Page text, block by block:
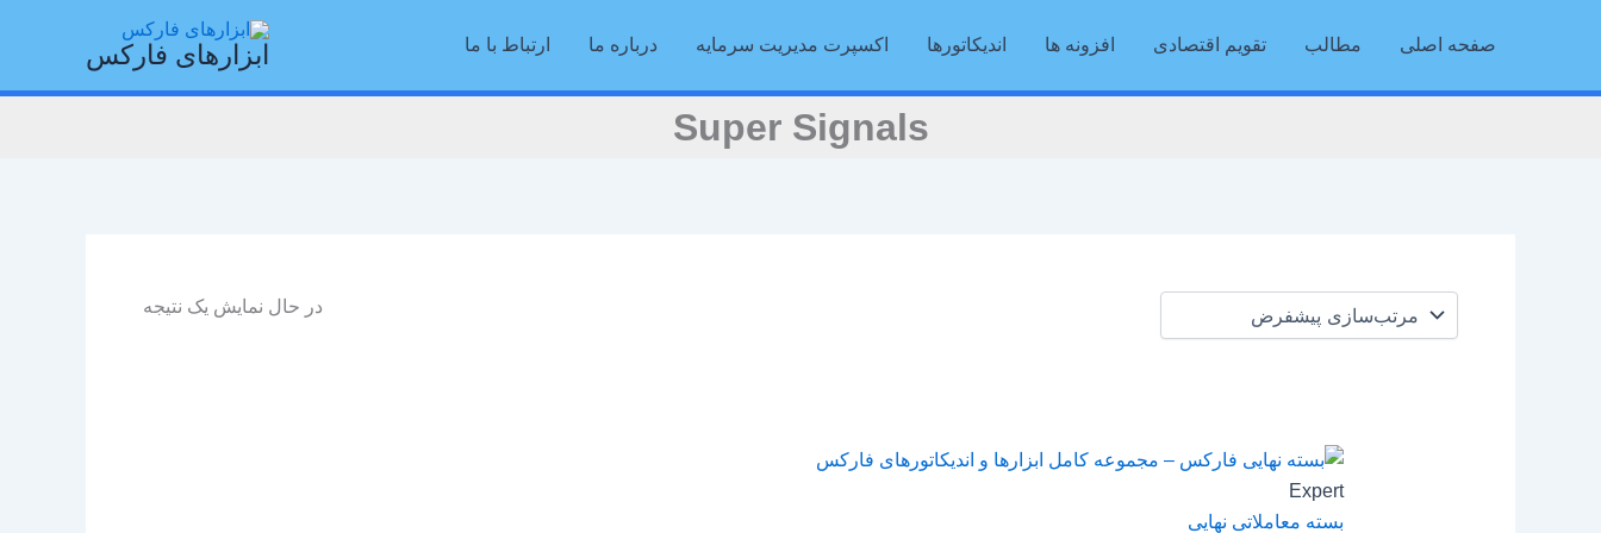
صفحه اصلی مطالب تقویم اقتصادی افزونه ها اندیکاتورها اکسپرت مدیریت سرمایه درباره ما ارتباط با ما ابزارهای فارکس
Super Signals
در حال نمایش یک نتیجه
Expert
بسته معاملاتی نهایی